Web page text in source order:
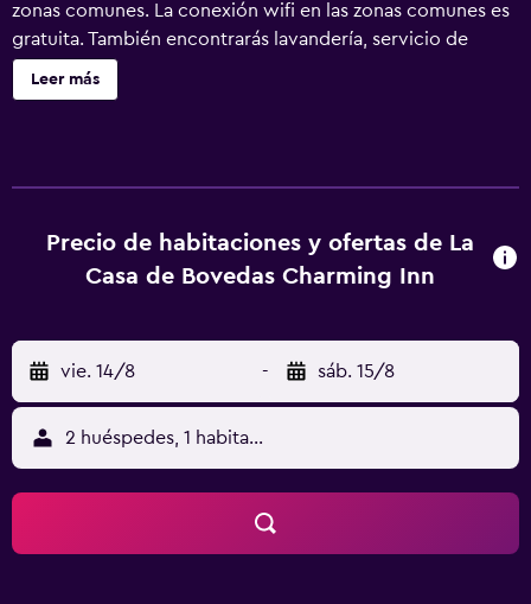
zonas comunes. La conexión wifi en las zonas comunes es
gratuita. También encontrarás lavandería, servicio de
recepción 24 horas y check-out exprés. La Casa de
Bovedas ofrece 7 alojamientos con aire acondicionado,
algodón egipcio y ropa de cama de alta calidad. Se ofrece
una televisión de pantalla plana de 7 pulgadas con canales
nuestro acceso a Internet wifi gratis. Se ofrece servicio de
limpieza todos los días y es posible solicitar secador de
pelo. Los servicios de ocio y esparcimiento en este bed
and breakfast incluyen una piscina al aire libre. Se pueden
practicar las actividades de ocio y esparcimiento que se
indican más abajo en las instalaciones o cerca del
alojamiento (es posible que se aplique un recargo).
Leer más
Precio de habitaciones y ofertas de La
Casa de Bovedas Charming Inn
vie. 14/8 - sáb. 15/8
2 huéspedes, 1 habitación